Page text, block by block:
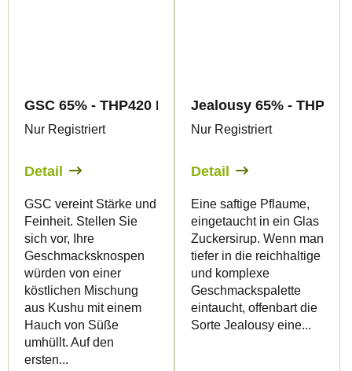
GSC 65% - THP420 Blüten - Canapuff
Nur Registriert
Detail
GSC vereint Stärke und
Feinheit. Stellen Sie
sich vor, Ihre
Geschmacksknospen
würden von einer
köstlichen Mischung
aus Kushu mit einem
Hauch von Süße
umhüllt. Auf den
ersten...
Jealousy 65% -
Nur Registriert
Detail
Eine saftige Pflaume,
eingetaucht in ein Glas
Zuckersirup. Wenn man
tiefer in die reichhaltige
und komplexe
Geschmackspalette
eintaucht, offenbart die
Sorte Jealousy eine...